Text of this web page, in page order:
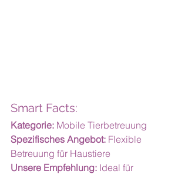
Smart Facts:
Kategorie: Mobile Tierbetreuung
Spezifisches Angebot: Flexible
Betreuung für Haustiere
Unsere Empfehlung: Ideal für